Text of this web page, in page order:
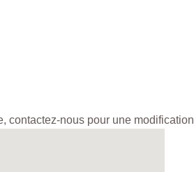
contactez-nous pour une modification